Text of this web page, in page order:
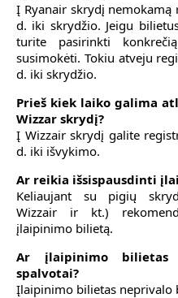
Į Ryanair skrydį
d. iki skrydžio. Jeigu
turite pasirinkti
susimokėti. Tokiu atveju
d. iki skrydžio.
Prieš kiek laiko galima
Wizzar skrydį?
Į Wizzair skrydį galite
d. iki išvykimo.
Ar reikia išsispausdinti
Keliaujant su pigių
Wizzair ir kt.)
įlaipinimo bilietą.
Ar įlaipinimo
spalvotai?
Įlaipinimo bilietas neprivalo